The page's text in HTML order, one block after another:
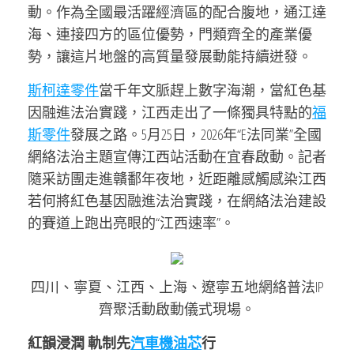
動。作為全國最活躍經濟區的配合腹地，通江達
海、連接四方的區位優勢，門類齊全的產業優
勢，讓這片地盤的高質量發展動能持續迸發。
斯柯達零件當千年文脈趕上數字海潮，當紅色基
因融進法治實踐，江西走出了一條獨具特點的福
斯零件發展之路。5月25日，2026年“E法同業”全國
網絡法治主題宣傳江西站活動在宜春啟動。記者
隨采訪團走進贛鄱年夜地，近距離感觸感染江西
若何將紅色基因融進法治實踐，在網絡法治建設
的賽道上跑出亮眼的“江西速率”。
四川、寧夏、江西、上海、遼寧五地網絡普法IP
齊聚活動啟動儀式現場。
紅韻浸潤 軌制先汽車機油芯行